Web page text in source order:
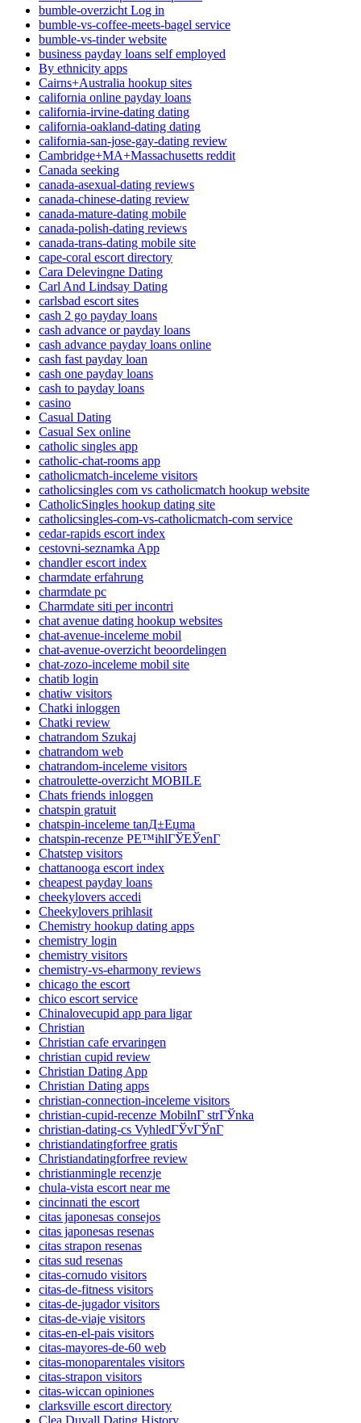
bumble-overzicht Log in
bumble-vs-coffee-meets-bagel service
bumble-vs-tinder website
business payday loans self employed
By ethnicity apps
Cairns+Australia hookup sites
california online payday loans
california-irvine-dating dating
california-oakland-dating dating
california-san-jose-gay-dating review
Cambridge+MA+Massachusetts reddit
Canada seeking
canada-asexual-dating reviews
canada-chinese-dating review
canada-mature-dating mobile
canada-polish-dating reviews
canada-trans-dating mobile site
cape-coral escort directory
Cara Delevingne Dating
Carl And Lindsay Dating
carlsbad escort sites
cash 2 go payday loans
cash advance or payday loans
cash advance payday loans online
cash fast payday loan
cash one payday loans
cash to payday loans
casino
Casual Dating
Casual Sex online
catholic singles app
catholic-chat-rooms app
catholicmatch-inceleme visitors
catholicsingles com vs catholicmatch hookup website
CatholicSingles hookup dating site
catholicsingles-com-vs-catholicmatch-com service
cedar-rapids escort index
cestovni-seznamka App
chandler escort index
charmdate erfahrung
charmdate pc
Charmdate siti per incontri
chat avenue dating hookup websites
chat-avenue-inceleme mobil
chat-avenue-overzicht beoordelingen
chat-zozo-inceleme mobil site
chatib login
chatiw visitors
Chatki inloggen
Chatki review
chatrandom Szukaj
chatrandom web
chatrandom-inceleme visitors
chatroulette-overzicht MOBILE
Chats friends inloggen
chatspin gratuit
chatspin-inceleme tanД±Еџma
chatspin-recenze PЕ™ihlГЎЕЎenГ­
Chatstep visitors
chattanooga escort index
cheapest payday loans
cheekylovers accedi
Cheekylovers prihlasit
Chemistry hookup dating apps
chemistry login
chemistry visitors
chemistry-vs-eharmony reviews
chicago the escort
chico escort service
Chinalovecupid app para ligar
Christian
Christian cafe ervaringen
christian cupid review
Christian Dating App
Christian Dating apps
christian-connection-inceleme visitors
christian-cupid-recenze MobilnГ­ strГЎnka
christian-dating-cs VyhledГЎvГЎnГ­
christiandatingforfree gratis
Christiandatingforfree review
christianmingle recenzje
chula-vista escort near me
cincinnati the escort
citas japonesas consejos
citas japonesas resenas
citas strapon resenas
citas sud resenas
citas-cornudo visitors
citas-de-fitness visitors
citas-de-jugador visitors
citas-de-viaje visitors
citas-en-el-pais visitors
citas-mayores-de-60 web
citas-monoparentales visitors
citas-strapon visitors
citas-wiccan opiniones
clarksville escort directory